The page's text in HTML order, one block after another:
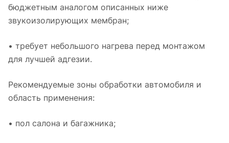
бюджетным аналогом описанных ниже
звукоизолирующих мембран;
• требует небольшого нагрева перед монтажом
для лучшей адгезии.
Рекомендуемые зоны обработки автомобиля и
область применения:
• пол салона и багажника;